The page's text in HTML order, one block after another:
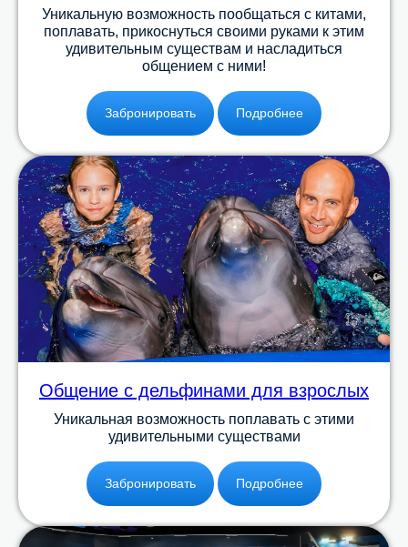
Уникальную возможность пообщаться c китами,
поплавать, прикоснуться своими руками к этим
удивительным существам и насладиться
общением с ними!
Забронировать Подробнее
Общение с дельфинами для взрослых
Уникальная возможность поплавать c этими
удивительными существами
Забронировать Подробнее